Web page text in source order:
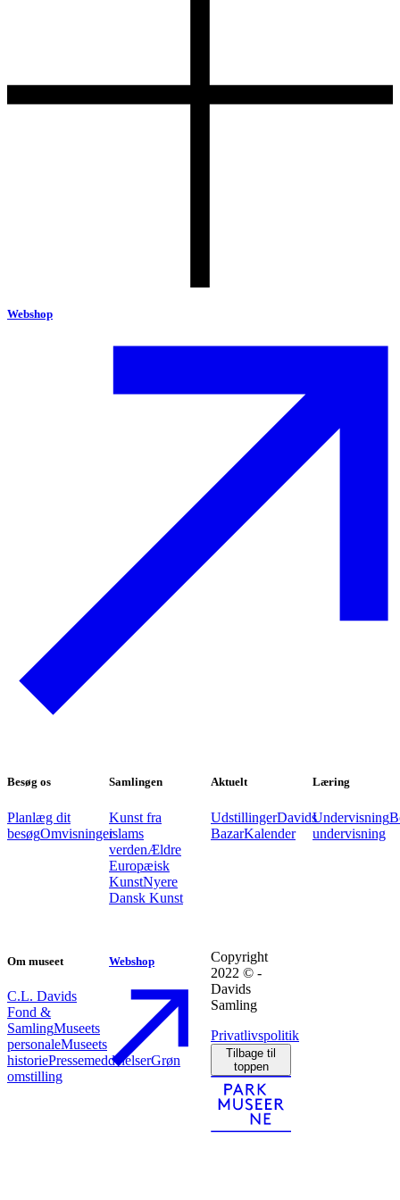
Webshop
Besøg os
Planlæg dit
besøgOmvisninger
Samlingen
Kunst fra
islams
verdenÆldre
Europæisk
KunstNyere
Dansk Kunst
Aktuelt
UdstillingerDavids
BazarKalender
Læring
Undervisning
undervisning
Om museet
C.L. Davids
Fond &
SamlingMuseets
personaleMuseets
historiePressemeddelelserGrøn
omstilling
Webshop
Copyright
2022 © -
Davids
Samling
Privatlivspolitik
Tilbage til
toppen